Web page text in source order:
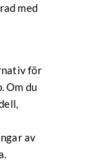
med
för
Om du
av